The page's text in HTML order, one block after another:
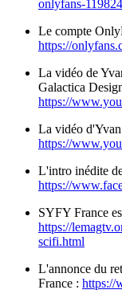
onlyfans-
Le compte
https://
La vidéo de
Galactica
https://
La vidéo
https://
L'intro inédite
https://
SYFY France
https://
scifi.html
L'annonce du
France : https://